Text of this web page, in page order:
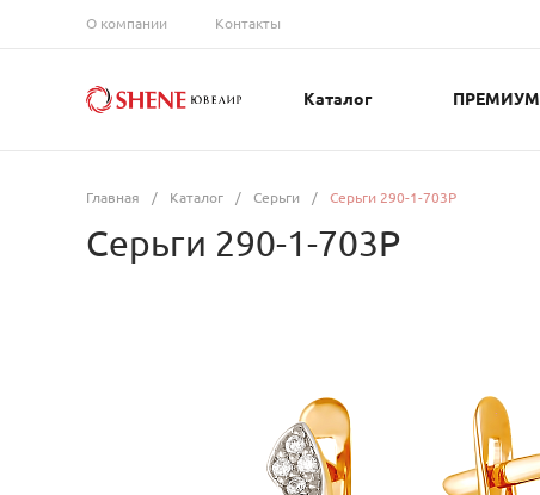
О компании Контакты
Каталог ПРЕМИУМ
Главная / Каталог / Серьги / Серьги 290-1-703Р
Серьги 290-1-703Р